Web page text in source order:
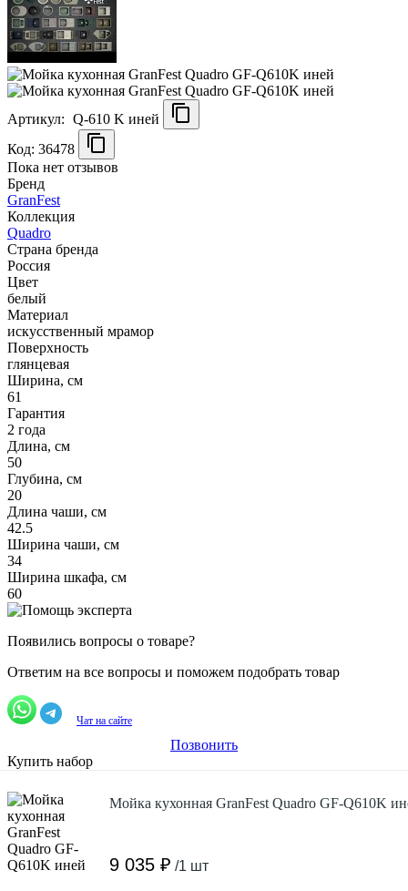
Артикул: Q-610 K иней
Код: 36478
Пока нет отзывов
Бренд
GranFest
Коллекция
Quadro
Страна бренда
Россия
Цвет
белый
Материал
искусственный мрамор
Поверхность
глянцевая
Ширина, см
61
Гарантия
2 года
Длина, см
50
Глубина, см
20
Длина чаши, см
42.5
Ширина чаши, см
34
Ширина шкафа, см
60
Появились вопросы о товаре?
Ответим на все вопросы и поможем подобрать товар
Чат на сайте
Позвонить
Купить набор
Мойка кухонная GranFest Quadro GF-Q610K
9 035 ₽ /1 шт